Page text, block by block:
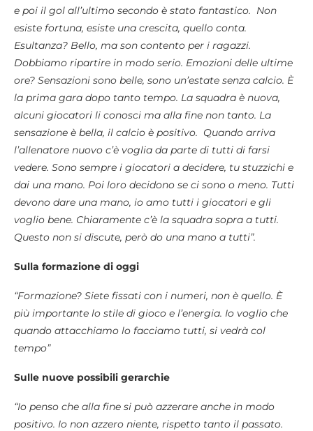
e poi il gol all’ultimo secondo è stato fantastico. Non
esiste fortuna, esiste una crescita, quello conta.
Esultanza? Bello, ma son contento per i ragazzi.
Dobbiamo ripartire in modo serio. Emozioni delle ultime
ore? Sensazioni sono belle, sono un’estate senza calcio. È
la prima gara dopo tanto tempo. La squadra è nuova,
alcuni giocatori li conosci ma alla fine non tanto. La
sensazione è bella, il calcio è positivo. Quando arriva
l’allenatore nuovo c’è voglia da parte di tutti di farsi
vedere. Sono sempre i giocatori a decidere, tu stuzzichi e
dai una mano. Poi loro decidono se ci sono o meno. Tutti
devono dare una mano, io amo tutti i giocatori e gli
voglio bene. Chiaramente c’è la squadra sopra a tutti.
Questo non si discute, però do una mano a tutti”.
Sulla formazione di oggi
“Formazione? Siete fissati con i numeri, non è quello. È
più importante lo stile di gioco e l’energia. Io voglio che
quando attacchiamo lo facciamo tutti, si vedrà col
tempo”
Sulle nuove possibili gerarchie
“Io penso che alla fine si può azzerare anche in modo
positivo. Io non azzero niente, rispetto tanto il passato.